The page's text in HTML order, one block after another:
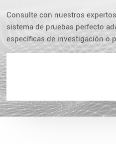
Consulte con nuestros
sistema de pruebas perfecto
específicas de investigación o